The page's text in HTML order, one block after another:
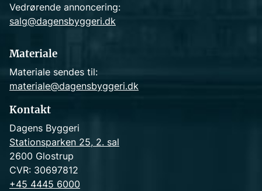
Vedrørende annoncering:
salg@dagensbyggeri.dk
Materiale
Materiale sendes til:
materiale@dagensbyggeri.dk
Kontakt
Dagens Byggeri
Stationsparken 25, 2. sal
2600 Glostrup
CVR: 30697812
+45 4445 6000